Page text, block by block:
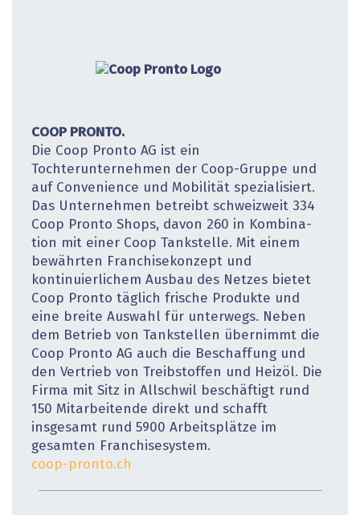
COOP PRONTO.
Die Coop Pronto AG ist ein
Tochterunternehmen der Coop-Gruppe und
auf Convenience und Mobilität spezialisiert.
Das Unternehmen betreibt schweizweit 334
Coop Pronto Shops, davon 260 in Kombina­
tion mit einer Coop Tankstelle. Mit einem
bewährten Franchisekonzept und
kontinuierlichem Ausbau des Netzes bietet
Coop Pronto täglich frische Produkte und
eine breite Auswahl für unterwegs. Neben
dem Betrieb von Tankstellen übernimmt die
Coop Pronto AG auch die Beschaffung und
den Vertrieb von Treibstoffen und Heizöl. Die
Firma mit Sitz in Allschwil beschäftigt rund
150 Mitarbeitende direkt und schafft
insgesamt rund 5900 Arbeitsplätze im
gesamten Franchisesystem.
coop-pronto.ch